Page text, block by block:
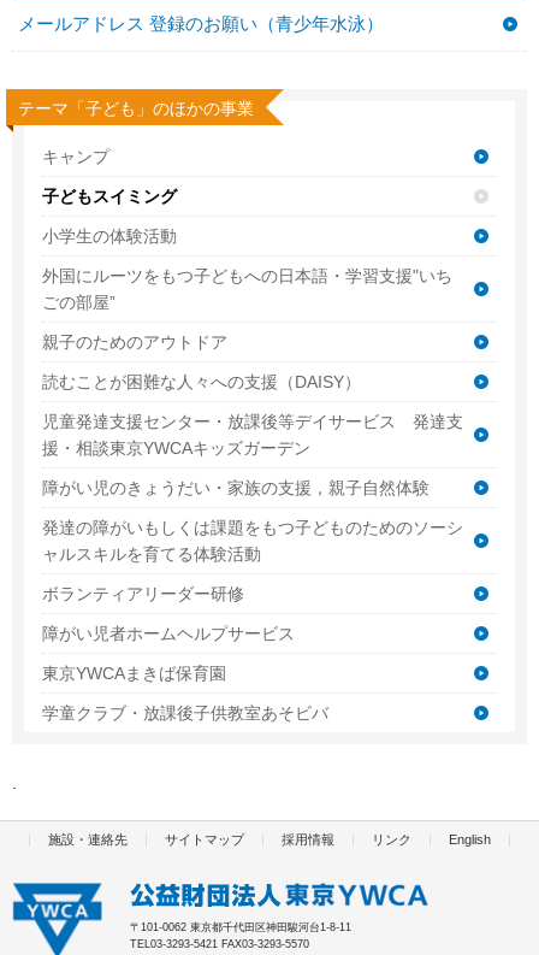
メールアドレス 登録のお願い（青少年水泳）
テーマ「子ども」のほかの事業
キャンプ
子どもスイミング
小学生の体験活動
外国にルーツをもつ子どもへの日本語・学習支援"いち
ごの部屋”
親子のためのアウトドア
読むことが困難な人々への支援（DAISY）
児童発達支援センター・放課後等デイサービス 発達支
援・相談東京YWCAキッズガーデン
障がい児のきょうだい・家族の支援，親子自然体験
発達の障がいもしくは課題をもつ子どものためのソーシ
ャルスキルを育てる体験活動
ボランティアリーダー研修
障がい児者ホームヘルプサービス
東京YWCAまきば保育園
学童クラブ・放課後子供教室あそビバ
施設・連絡先 サイトマップ 採用情報 リンク English
〒101-0062 東京都千代田区神田駿河台1-8-11
TEL03-3293-5421 FAX03-3293-5570